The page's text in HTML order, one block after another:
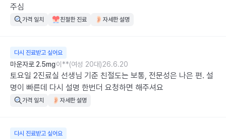
주심
가격 일치 친절한 진료 자세한 설명
다시 진료받고 싶어요
마운자로 2.5mg이**(여성 20대)26.6.20
토요일 2진료실 선생님 기준 친절도는 보통, 전문성은 나은 편. 설
명이 빠른데 다시 설명 한번더 요청하면 해주셔요
가격 일치 자세한 설명
다시 진료받고 싶어요